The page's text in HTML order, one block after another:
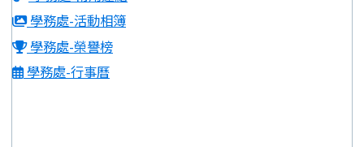
學務處-活動相簿
學務處-榮譽榜
學務處-行事曆